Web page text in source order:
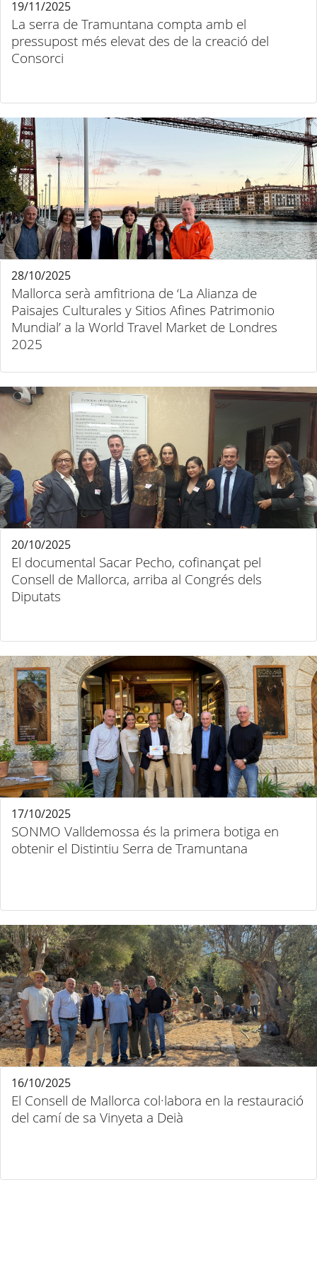
La serra de Tramuntana compta amb el
pressupost més elevat des de la creació del
Consorci
19/11/2025
Mallorca serà amfitriona de ‘La Alianza de
Paisajes Culturales y Sitios Afines Patrimonio
Mundial’ a la World Travel Market de Londres
2025
28/10/2025
El documental Sacar Pecho, cofinançat pel
Consell de Mallorca, arriba al Congrés dels
Diputats
20/10/2025
SONMO Valldemossa és la primera botiga en
obtenir el Distintiu Serra de Tramuntana
17/10/2025
El Consell de Mallorca col·labora en la restauració
del camí de sa Vinyeta a Deià
16/10/2025